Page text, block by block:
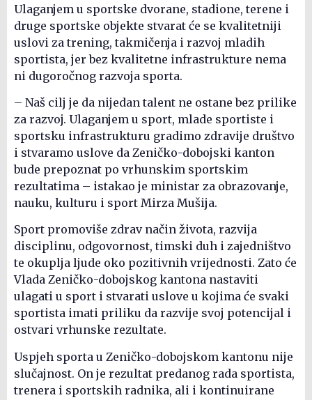
Ulaganjem u sportske dvorane, stadione, terene i
druge sportske objekte stvarat će se kvalitetniji
uslovi za trening, takmičenja i razvoj mladih
sportista, jer bez kvalitetne infrastrukture nema
ni dugoročnog razvoja sporta.
– Naš cilj je da nijedan talent ne ostane bez prilike
za razvoj. Ulaganjem u sport, mlade sportiste i
sportsku infrastrukturu gradimo zdravije društvo
i stvaramo uslove da Zeničko-dobojski kanton
bude prepoznat po vrhunskim sportskim
rezultatima – istakao je ministar za obrazovanje,
nauku, kulturu i sport Mirza Mušija.
Sport promoviše zdrav način života, razvija
disciplinu, odgovornost, timski duh i zajedništvo
te okuplja ljude oko pozitivnih vrijednosti. Zato će
Vlada Zeničko-dobojskog kantona nastaviti
ulagati u sport i stvarati uslove u kojima će svaki
sportista imati priliku da razvije svoj potencijal i
ostvari vrhunske rezultate.
Uspjeh sporta u Zeničko-dobojskom kantonu nije
slučajnost. On je rezultat predanog rada sportista,
trenera i sportskih radnika, ali i kontinuirane